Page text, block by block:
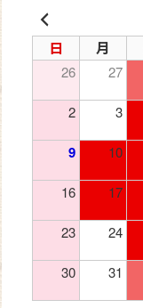
日 月
26 27
2 3
9 10
16 17
23 24
30 31